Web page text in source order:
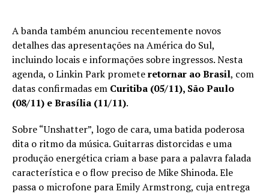
A banda também anunciou recentemente novos
detalhes das apresentações na América do Sul,
incluindo locais e informações sobre ingressos. Nesta
agenda, o Linkin Park prometeretornar ao Brasil, com
datas confirmadas em Curitiba (05/11), São Paulo
(08/11) e Brasília (11/11).
Sobre “Unshatter”, logo de cara, uma batida poderosa
dita o ritmo da música. Guitarras distorcidas e uma
produção energética criam a base para a palavra falada
característica e o flow preciso de Mike Shinoda. Ele
passa o microfone para Emily Armstrong, cuja entrega